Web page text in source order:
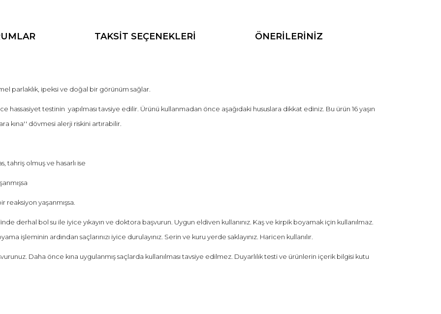
TAKSİT SEÇENEKLERİ ÖNERİLERİNİZ
parlaklık, ipeksi ve doğal bir görünüm sağlar.
hassasiyet testinin yapılması tavsiye edilir. Ürünü kullanmadan önce aşağıdaki hususlara dikkat ediniz. Bu ürün 16 yaşın
kına'' dövmesi alerji riskini artırabilir.
tahriş olmuş ve hasarlı ise
yaşanmışsa.
derhal bol su ile iyice yıkayın ve doktora başvurun. Uygun eldiven kullanınız. Kaş ve kirpik boyamak için kullanılmaz.
işleminin ardından saçlarınızı iyice durulayınız. Serin ve kuru yerde saklayınız. Haricen kullanılır.
Daha önce kına uygulanmış saçlarda kullanılması tavsiye edilmez. Duyarlılık testi ve ürünlerin içerik bilgisi kutu